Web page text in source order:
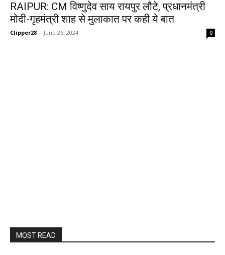
RAIPUR: CM विष्णुदेव साय रायपुर लौटे, प्रधानमंत्री
मोदी-गृहमंत्री शाह से मुलाकात पर कही ये बात
Clipper28 - June 26, 2024 0
MOST READ